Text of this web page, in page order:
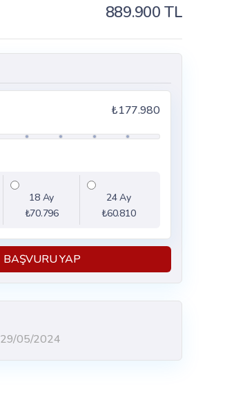
889.900 TL
₺177.980
18 Ay
₺70.796
24 Ay
₺60.810
BAŞVURU YAP
29/05/2024